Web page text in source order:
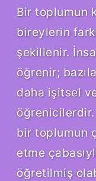
Bir toplumun
bireylerin
şekillenir.
öğrenir;
daha işitsel
öğrenicilerdir.
bir toplumun
etme
öğretilmiş